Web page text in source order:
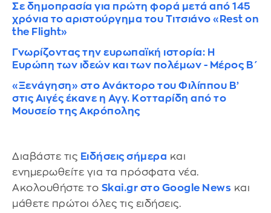
Σε δημοπρασία για πρώτη φορά μετά από 145
χρόνια το αριστούργημα του Τιτσιάνο «Rest on
the Flight»
Γνωρίζοντας την ευρωπαϊκή ιστορία: Η
Ευρώπη των ιδεών και των πολέμων - Μέρος Β΄
«Ξενάγηση» στο Ανάκτορο του Φιλίππου Β’
στις Αιγές έκανε η Αγγ. Κοτταρίδη από το
Μουσείο της Ακρόπολης
Διαβάστε τις Ειδήσεις σήμερα και
ενημερωθείτε για τα πρόσφατα νέα.
Ακολουθήστε το Skai.gr στο Google News και
μάθετε πρώτοι όλες τις ειδήσεις.